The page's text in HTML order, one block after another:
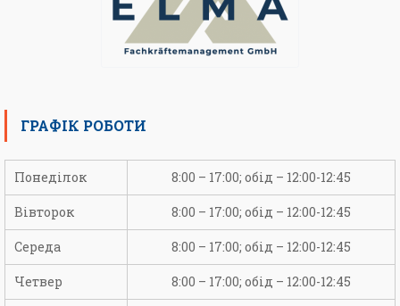
ГРАФІК РОБОТИ
Понеділок 8:00 – 17:00; обід – 12:00-12:45
Вівторок 8:00 – 17:00; обід – 12:00-12:45
Середа 8:00 – 17:00; обід – 12:00-12:45
Четвер 8:00 – 17:00; обід – 12:00-12:45